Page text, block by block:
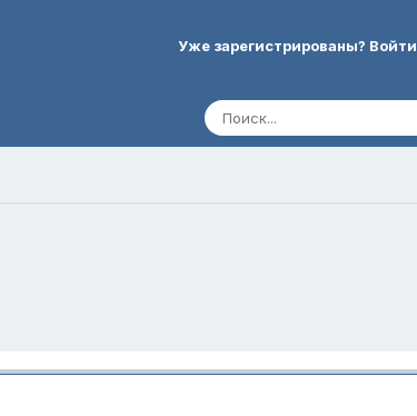
Уже зарегистрированы? Войти